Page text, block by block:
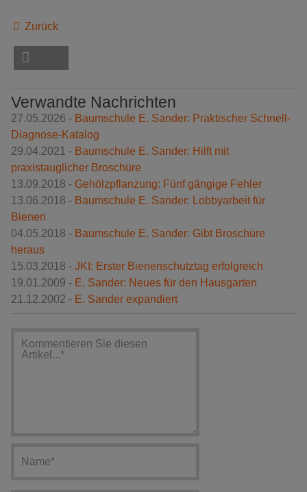
Zurück
Verwandte Nachrichten
27.05.2026 - Baumschule E. Sander: Praktischer Schnell-
Diagnose-Katalog
29.04.2021 - Baumschule E. Sander: Hilft mit
praxistauglicher Broschüre
13.09.2018 - Gehölzpflanzung: Fünf gängige Fehler
13.06.2018 - Baumschule E. Sander: Lobbyarbeit für
Bienen
04.05.2018 - Baumschule E. Sander: Gibt Broschüre
heraus
15.03.2018 - JKI: Erster Bienenschutztag erfolgreich
19.01.2009 - E. Sander: Neues für den Hausgarten
21.12.2002 - E. Sander expandiert